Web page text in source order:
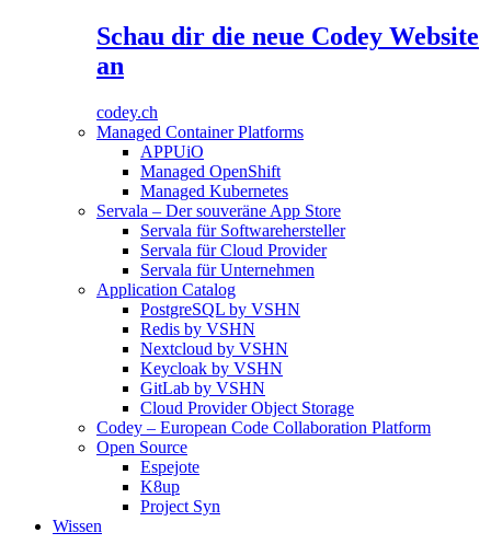
Schau dir die neue Codey Website
an
codey.ch
Managed Container Platforms
APPUiO
Managed OpenShift
Managed Kubernetes
Servala – Der souveräne App Store
Servala für Softwarehersteller
Servala für Cloud Provider
Servala für Unternehmen
Application Catalog
PostgreSQL by VSHN
Redis by VSHN
Nextcloud by VSHN
Keycloak by VSHN
GitLab by VSHN
Cloud Provider Object Storage
Codey – European Code Collaboration Platform
Open Source
Espejote
K8up
Project Syn
Wissen